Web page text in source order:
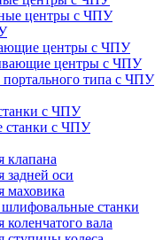
центры с ЧПУ
центры с ЧПУ
центры с ЧПУ
типа с ЧПУ
с ЧПУ
станки с ЧПУ
оси
маховика
станки
вала